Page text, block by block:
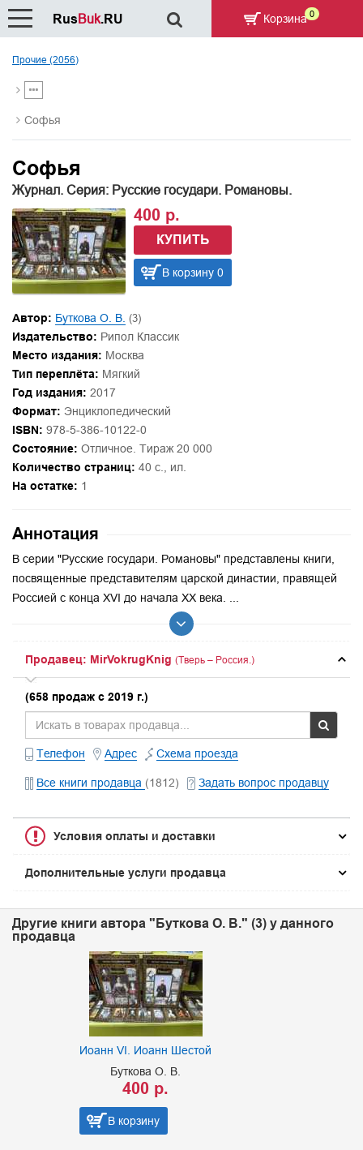
Прочие (2056)
Софья
Софья
Журнал. Серия: Русские государи. Романовы.
400 р.
КУПИТЬ
В корзину 0
Автор: Буткова О. В. (3)
Издательство: Рипол Классик
Место издания: Москва
Тип переплёта: Мягкий
Год издания: 2017
Формат: Энциклопедический
ISBN: 978-5-386-10122-0
Состояние: Отличное. Тираж 20 000
Количество страниц: 40 с., ил.
На остатке: 1
Аннотация
В серии "Русские государи. Романовы" представлены книги,
посвященные представителям царской династии, правящей
Россией с конца XVI до начала XX века. ...
Продавец: MirVokrugKnig (Тверь – Россия.)
(658 продаж с 2019 г.)
Телефон Адрес Схема проезда
Все книги продавца (1812) Задать вопрос продавцу
Условия оплаты и доставки
Дополнительные услуги продавца
Другие книги автора "Буткова О. В." (3) у данного
продавца
Иоанн VI. Иоанн Шестой
Буткова О. В.
В корзину
RusBuk.RU Корзина 0